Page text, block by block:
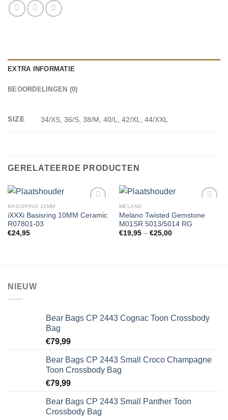
EXTRA INFORMATIE
BEOORDELINGEN (0)
SIZE 34/XS, 36/S, 38/M, 40/L, 42/XL, 44/XXL
GERELATEERDE PRODUCTEN
BASISRING 10MM
iXXXi Basisring 10MM Ceramic
R07801-03
€24,95
Toevoegen
MELANO
Melano Twisted Gemstone
M01SR 5013/5014 RG
€19,95– €25,00
NIEUW
Bear Bags CP 2443 Cognac Toon Crossbody
Bag
€79,99
Bear Bags CP 2443 Small Croco Champagne
Toon Crossbody Bag
€79,99
Bear Bags CP 2443 Small Panther Toon
Crossbody Bag